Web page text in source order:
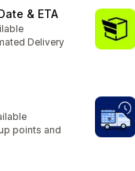
& ETA
Delivery
points and